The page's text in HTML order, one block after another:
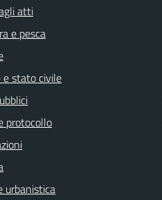
atti
e pesca
e stato civile
protocollo
urbanistica